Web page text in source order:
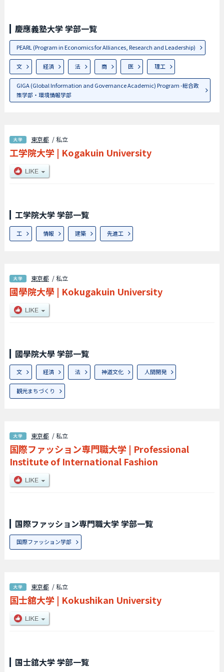
慶應義塾大学 学部一覧
PEARL (Program in Economics for Alliances, Research and Leadership)
文 経済 法 商 医 理工
GIGA (Global Information and Governance Academic) Program -総合政
策学部・環境情報学部
東京都 / 私立
工学院大学 | Kogakuin University
工学院大学 学部一覧
工 情報 建築 先進工
東京都 / 私立
國學院大學 | Kokugakuin University
國學院大學 学部一覧
文 経済 法 神道文化 人間開発
観光まちづくり
東京都 / 私立
国際ファッション専門職大学 | Professional
Institute of International Fashion
国際ファッション専門職大学 学部一覧
国際ファッション学部
東京都 / 私立
国士舘大学 | Kokushikan University
国士舘大学 学部一覧